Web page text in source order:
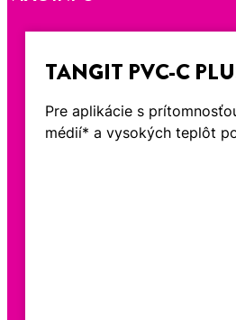
TANGIT PVC-C
Pre aplikácie s
médií* a vysokých teplôt